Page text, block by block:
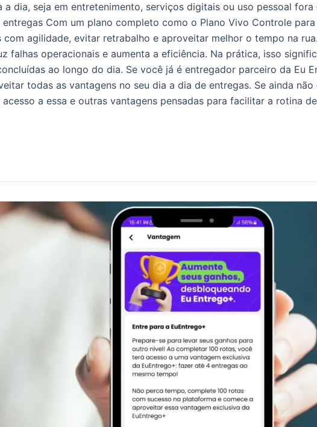
dia, seja em entretenimento, serviços digitais ou uso pessoal
Com um plano completo como o Plano Vivo Controle
agilidade, evitar retrabalho e aproveitar melhor o tempo na
falhas operacionais e aumenta a eficiência. Na prática, isso
ao longo do dia. Se você já é entregador parceiro da Eu
todas as vantagens no seu dia a dia de entregas. Se ainda
a essa e outras vantagens pensadas para facilitar a rotina